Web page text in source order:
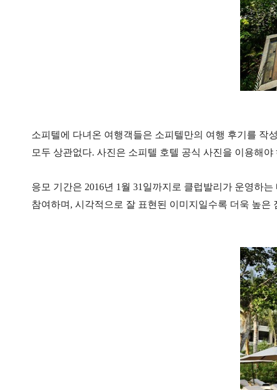
소피텔에 다녀온 여행객들은 소피텔만의 여행 후기를 작
모두 상관없다. 사진은 소피텔 호텔 공식 사진을 이용해
응모 기간은 2016년 1월 31일까지로 클럽발리가 운영하
참여하며, 시각적으로 잘 표현된 이미지일수록 더욱 높은